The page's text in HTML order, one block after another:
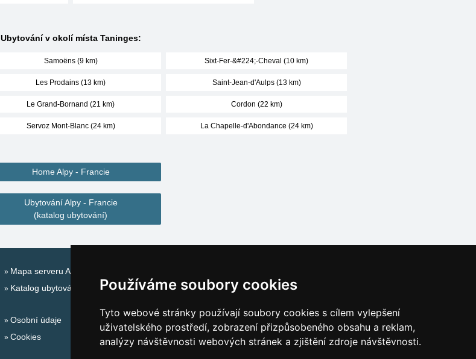
Používáme soubory cookies
Tyto webové stránky používají soubory cookies s cílem vylepšení
uživatelského prostředí, zobrazení přizpůsobeného obsahu a reklam,
analýzy návštěvnosti webových stránek a zjištění zdroje návštěvnosti.
Ubytování v okolí místa Taninges:
Samoëns (9 km) Sixt-Fer-&#224;-Cheval (10 km)
Les Prodains (13 km) Saint-Jean-d'Aulps (13 km)
Le Grand-Bornand (21 km) Cordon (22 km)
Servoz Mont-Blanc (24 km) La Chapelle-d'Abondance (24 km)
Home Alpy - Francie
Ubytování Alpy - Francie
(katalog ubytování)
Mapa serveru Alpy - Francie
Katalog ubytování
Osobní údaje
Cookies
České hory
Chorvatsko
Alpy